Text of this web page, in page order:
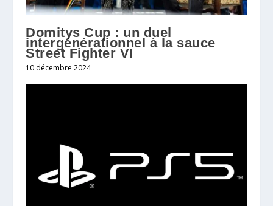
Domitys Cup : un duel
intergénérationnel à la sauce
Street Fighter VI
10 décembre 2024